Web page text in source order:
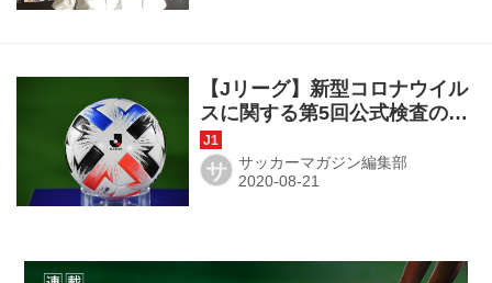
【Jリーグ】新型コロナウイル
スに関する第5回公式検査の結
果発表。陽性確定数はゼロ
サ サッカーマガジン編集部